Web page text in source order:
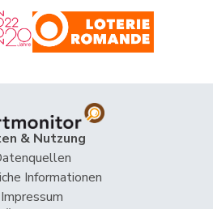
& Nutzung
Informationen
Impressum